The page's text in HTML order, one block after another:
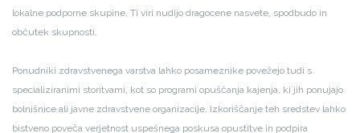
lokalne podporne skupine. Ti viri nudijo dragocene nasvete, spodbudo in
občutek skupnosti.
Ponudniki zdravstvenega varstva lahko posameznike povežejo tudi s
specializiranimi storitvami, kot so programi opuščanja kajenja, ki jih ponujajo
bolnišnice ali javne zdravstvene organizacije. Izkoriščanje teh sredstev lahko
bistveno poveča verjetnost uspešnega poskusa opustitve in podpira